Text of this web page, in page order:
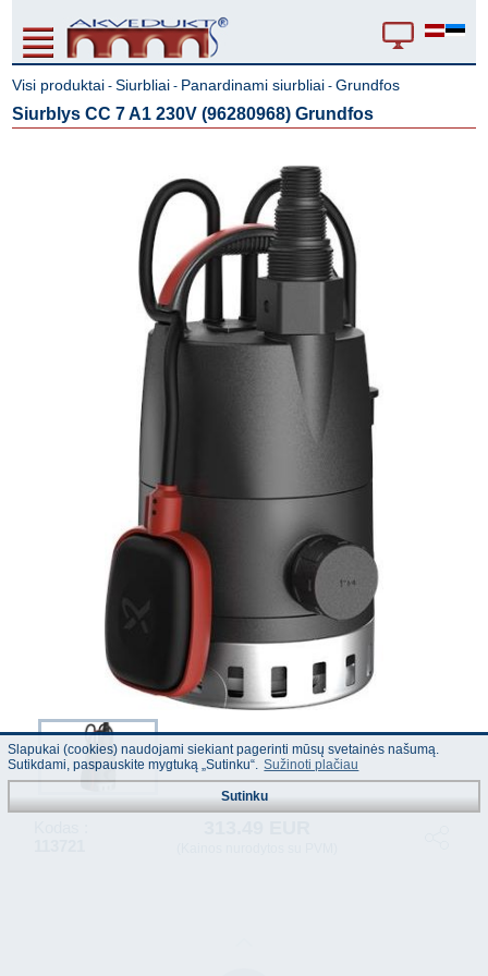
Visi produktai -Siurbliai - Panardinami siurbliai -Grundfos
Siurblys CC 7 A1 230V (96280968) Grundfos
Slapukai (cookies) naudojami siekiant pagerinti mūsų svetainės našumą.
Sutikdami, paspauskite mygtuką „Sutinku“. Sužinoti plačiau
Sutinku